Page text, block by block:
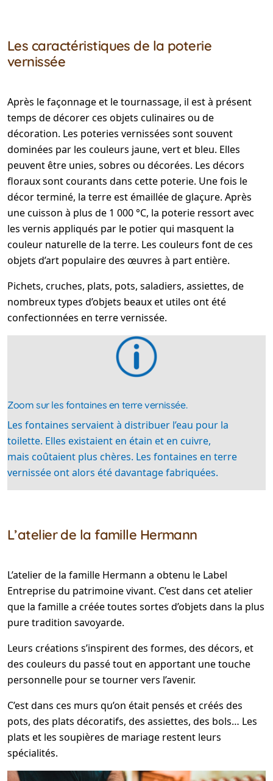
Les caractéristiques de la poterie
vernissée
Après le façonnage et le tournassage, il est à présent
temps de décorer ces objets culinaires ou de
décoration. Les poteries vernissées sont souvent
dominées par les couleurs jaune, vert et bleu. Elles
peuvent être unies, sobres ou décorées. Les décors
floraux sont courants dans cette poterie. Une fois le
décor terminé, la terre est émaillée de glaçure. Après
une cuisson à plus de 1 000 °C, la poterie ressort avec
les vernis appliqués par le potier qui masquent la
couleur naturelle de la terre. Les couleurs font de ces
objets d’art populaire des œuvres à part entière.
Pichets, cruches, plats, pots, saladiers, assiettes, de
nombreux types d’objets beaux et utiles ont été
confectionnées en terre vernissée.
Zoom sur les fontaines en terre vernissée.
Les fontaines servaient à distribuer l’eau pour la
toilette. Elles existaient en étain et en cuivre,
mais coûtaient plus chères. Les fontaines en terre
vernissée ont alors été davantage fabriquées.
L’atelier de la famille Hermann
L’atelier de la famille Hermann a obtenu le Label
Entreprise du patrimoine vivant. C’est dans cet atelier
que la famille a créée toutes sortes d’objets dans la plus
pure tradition savoyarde.
Leurs créations s’inspirent des formes, des décors, et
des couleurs du passé tout en apportant une touche
personnelle pour se tourner vers l’avenir.
C’est dans ces murs qu’on était pensés et créés des
pots, des plats décoratifs, des assiettes, des bols… Les
plats et les soupières de mariage restent leurs
spécialités.